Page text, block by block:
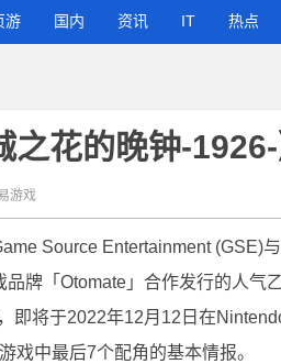
游 国内 资讯 IT 热点
花的晚钟-1926-
游戏
Source Entertainment (GSE)
品牌「Otomate」合作发行的人气
即将于2022年12月12日在
戏中最后7个配角的基本情报。